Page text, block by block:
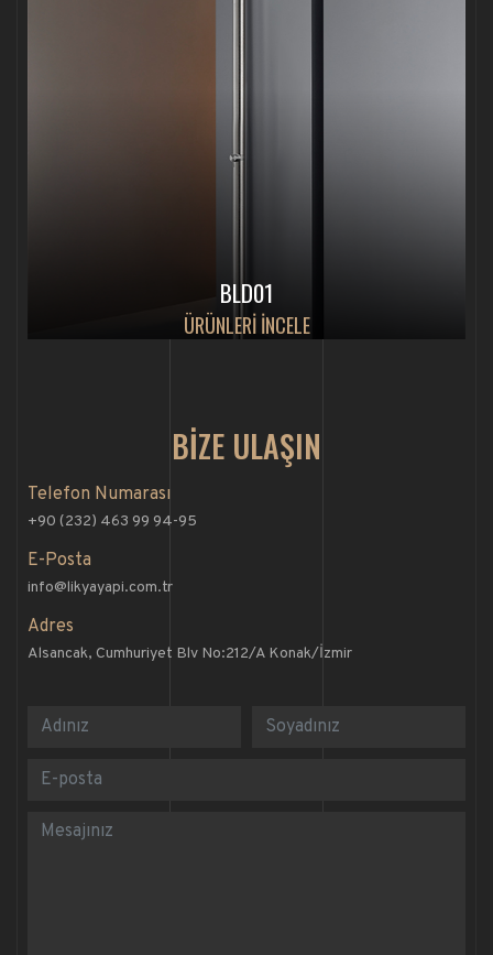
BLD01
ÜRÜNLERİ İNCELE
BİZE ULAŞIN
Telefon Numarası
+90 (232) 463 99 94-95
E-Posta
info@likyayapi.com.tr
Adres
Alsancak, Cumhuriyet Blv No:212/A Konak/İzmir